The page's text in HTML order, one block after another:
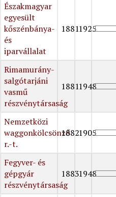
Északmagyar
egyesült
kőszénbánya-
és
iparvállalat
18811925
Rimamurány-
salgótarjáni
vasmű
részvénytársaság
18811948
Nemzetközi
waggonkölcsönző
r.-t.
18821905
Fegyver- és
gépgyár
részvénytársaság
18831948